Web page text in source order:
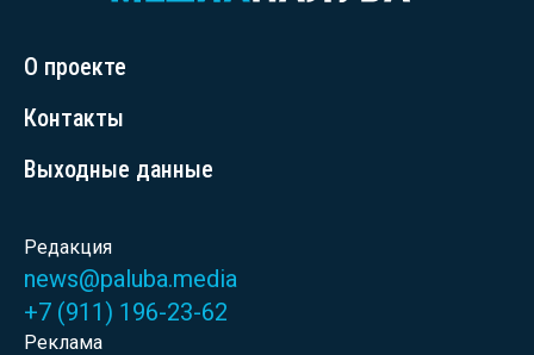
О проекте
Контакты
Выходные данные
Редакция
news@paluba.media
+7 (911) 196-23-62
Реклама